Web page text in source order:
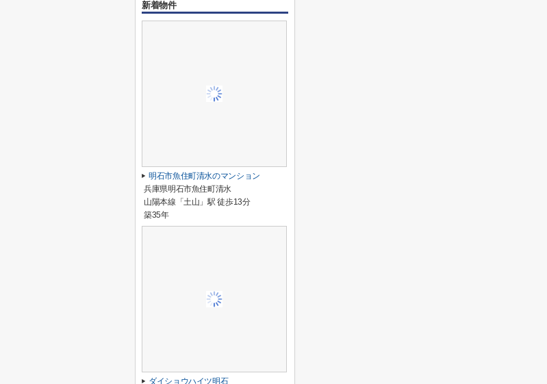
新着物件
明石市魚住町清水のマンション
兵庫県明石市魚住町清水
山陽本線「土山」駅 徒歩13分
築35年
ダイショウハイツ明石